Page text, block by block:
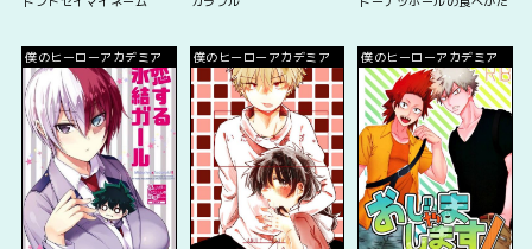
僕のヒーローアカデミア 僕のヒーローアカデミア 僕のヒーローアカデミア